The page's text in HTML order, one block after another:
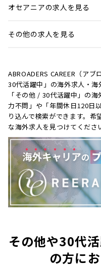
オセアニアの求人を見る
その他の求人を見る
ABROADERS CAREER（ア
30代活躍中」の海外求人・海
「その他 / 30代活躍中」の
力不問」や「年間休日120日
り込んで検索ができます。希
な海外求人を見つけてくださ
その他や30代
の方に